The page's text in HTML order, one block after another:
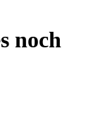
noch